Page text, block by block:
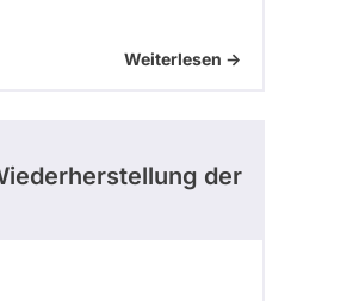
Weiterlesen ->
der